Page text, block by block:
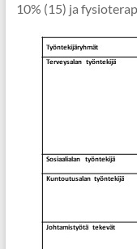
10% (15) ja